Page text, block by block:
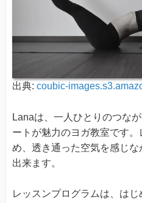
出典: coubic-
Lanaは、一人ひとりのつな
ートが魅力のヨガ教室です
め、透き通った空気を感じ
出来ます。
レッスンプログラムは、は